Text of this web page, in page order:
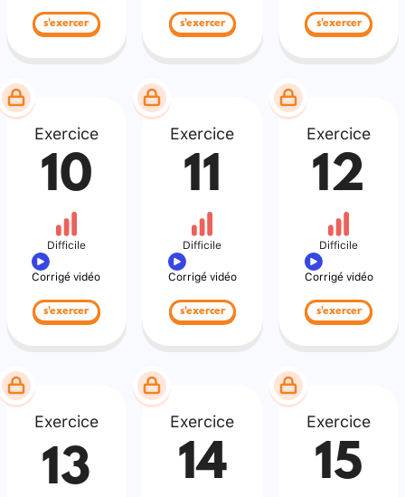
s'exercer s'exercer s'exercer
Exercice
10
Difficile
Corrigé vidéo
s'exercer
Exercice
11
Difficile
Corrigé vidéo
s'exercer
Exercice
12
Difficile
Corrigé vidéo
s'exercer
Exercice
13
Exercice
14
Exercice
15